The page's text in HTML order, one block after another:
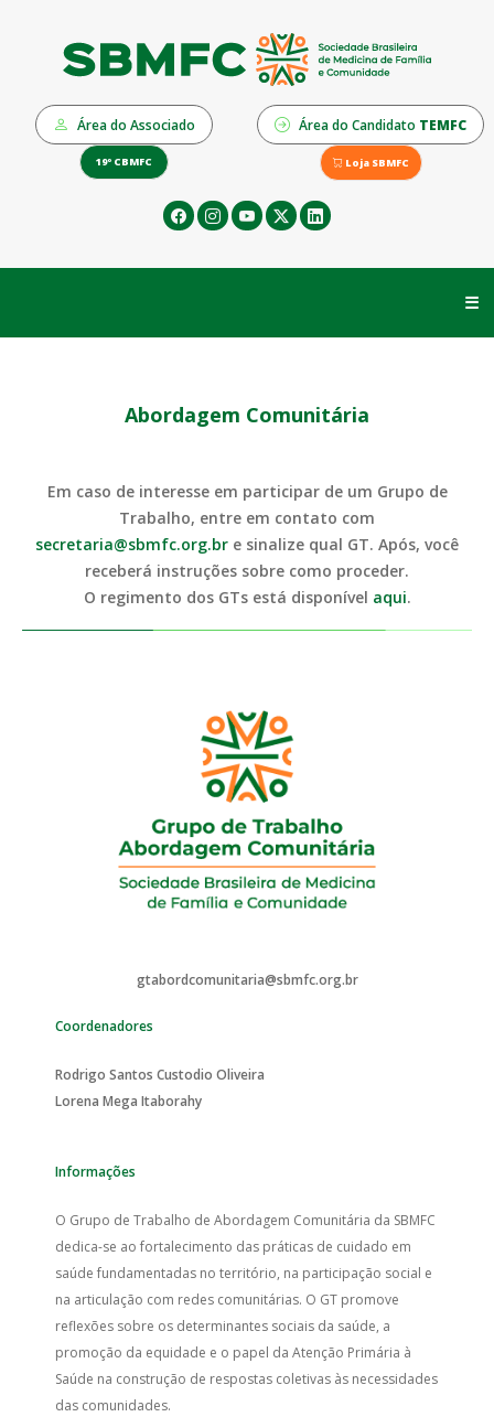
Área do Associado Área do Candidato TEMFC
19º CBMFC Loja SBMFC
☰
Abordagem Comunitária
Em caso de interesse em participar de um Grupo de
Trabalho, entre em contato com
secretaria@sbmfc.org.br e sinalize qual GT. Após, você
receberá instruções sobre como proceder.
O regimento dos GTs está disponível aqui.
gtabordcomunitaria@sbmfc.org.br
Coordenadores
Rodrigo Santos Custodio Oliveira
Lorena Mega Itaborahy
Informações
O Grupo de Trabalho de Abordagem Comunitária da SBMFC
dedica-se ao fortalecimento das práticas de cuidado em
saúde fundamentadas no território, na participação social e
na articulação com redes comunitárias. O GT promove
reflexões sobre os determinantes sociais da saúde, a
promoção da equidade e o papel da Atenção Primária à
Saúde na construção de respostas coletivas às necessidades
das comunidades.